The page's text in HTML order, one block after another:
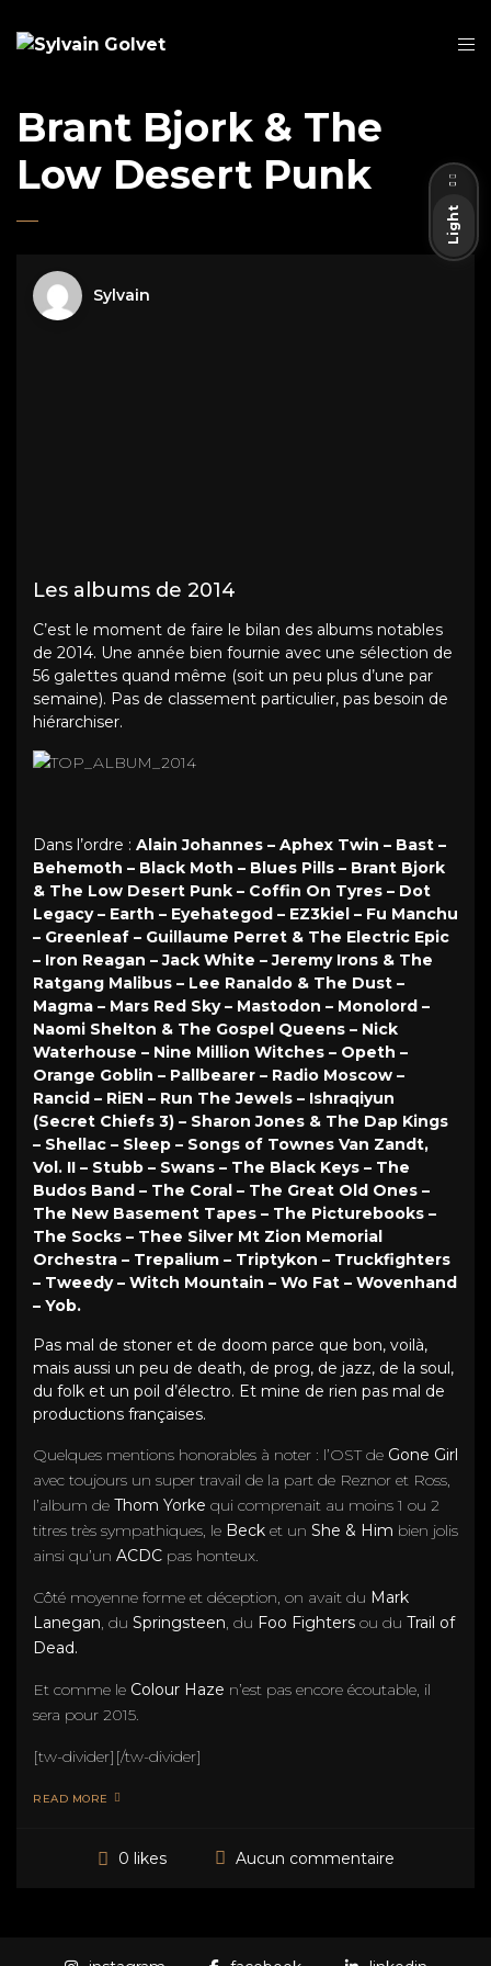
Brant Bjork & The
Low Desert Punk
Sylvain
Les albums de 2014
C’est le moment de faire le bilan des albums notables
de 2014. Une année bien fournie avec une sélection de
56 galettes quand même (soit un peu plus d’une par
semaine). Pas de classement particulier, pas besoin de
hiérarchiser.
Dans l’ordre : Alain Johannes – Aphex Twin – Bast –
Behemoth – Black Moth – Blues Pills – Brant Bjork
& The Low Desert Punk – Coffin On Tyres – Dot
Legacy – Earth – Eyehategod – EZ3kiel – Fu Manchu
– Greenleaf – Guillaume Perret & The Electric Epic
– Iron Reagan – Jack White – Jeremy Irons & The
Ratgang Malibus – Lee Ranaldo & The Dust –
Magma – Mars Red Sky – Mastodon – Monolord –
Naomi Shelton & The Gospel Queens – Nick
Waterhouse – Nine Million Witches – Opeth –
Orange Goblin – Pallbearer – Radio Moscow –
Rancid – RiEN – Run The Jewels – Ishraqiyun
(Secret Chiefs 3) – Sharon Jones & The Dap Kings
– Shellac – Sleep – Songs of Townes Van Zandt,
Vol. II – Stubb – Swans – The Black Keys – The
Budos Band – The Coral – The Great Old Ones –
The New Basement Tapes – The Picturebooks –
The Socks – Thee Silver Mt Zion Memorial
Orchestra – Trepalium – Triptykon – Truckfighters
– Tweedy – Witch Mountain – Wo Fat – Wovenhand
– Yob.
Pas mal de stoner et de doom parce que bon, voilà,
mais aussi un peu de death, de prog, de jazz, de la soul,
du folk et un poil d’électro. Et mine de rien pas mal de
productions françaises.
Quelques mentions honorables à noter : l’OST de Gone Girl
avec toujours un super travail de la part de Reznor et Ross,
l’album de Thom Yorke qui comprenait au moins 1 ou 2
titres très sympathiques, le Beck et un She & Him bien jolis
ainsi qu’un ACDC pas honteux.
Côté moyenne forme et déception, on avait du Mark
Lanegan, du Springsteen, du Foo Fighters ou du Trail of
Dead.
Et comme le Colour Haze n’est pas encore écoutable, il
sera pour 2015.
[tw-divider][/tw-divider]
READ MORE
0 likes Aucun commentaire
Light
Dark